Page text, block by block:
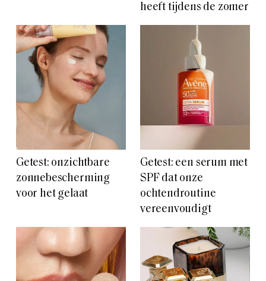
heeft tijdens de zomer
Getest: onzichtbare
zonnebescherming
voor het gelaat
Getest: een serum met
SPF dat onze
ochtendroutine
vereenvoudigt